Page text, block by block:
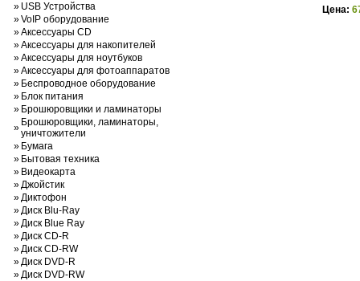
» USB Устройства
»VoIP оборудование
»Аксессуары CD
»Аксессуары для накопителей
»Аксессуары для ноутбуков
»Аксессуары для фотоаппаратов
» Беспроводное оборудование
» Блок питания
» Брошюровщики и ламинаторы
» Брошюровщики, ламинаторы,
уничтожители
» Бумага
» Бытовая техника
» Видеокарта
»Джойстик
»Диктофон
»Диск Blu-Ray
»Диск Blue Ray
»Диск CD-R
»Диск CD-RW
»Диск DVD-R
»Диск DVD-RW
Цена: